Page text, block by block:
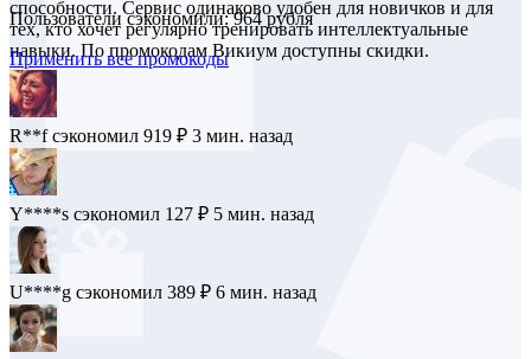
способности. Сервис одинаково удобен для новичков и для
тех, кто хочет регулярно тренировать интеллектуальные
навыки. По промокодам Викиум доступны скидки.
Пользователи сэкономили: 964 рубля
Применить все промокоды
R**f сэкономил 919 ₽ 3 мин. назад
Y****s сэкономил 127 ₽ 5 мин. назад
U****g сэкономил 389 ₽ 6 мин. назад